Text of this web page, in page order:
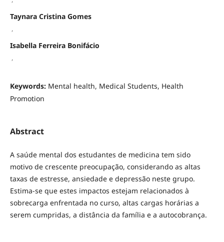
Taynara Cristina Gomes
,
Isabella Ferreira Bonifácio
,
Keywords: Mental health, Medical Students, Health
Promotion
Abstract
A saúde mental dos estudantes de medicina tem sido
motivo de crescente preocupação, considerando as altas
taxas de estresse, ansiedade e depressão neste grupo.
Estima-se que estes impactos estejam relacionados à
sobrecarga enfrentada no curso, altas cargas horárias a
serem cumpridas, a distância da família e a autocobrança.